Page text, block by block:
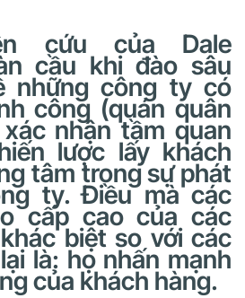
cứu của Dale
cầu khi đào sâu
những công ty có
công (quán quân
nhận tầm quan
lược lấy khách
tâm trong sự phát
ty. Điều mà các
cấp cao của các
biệt so với các
là: họ nhấn mạnh
của khách hàng.